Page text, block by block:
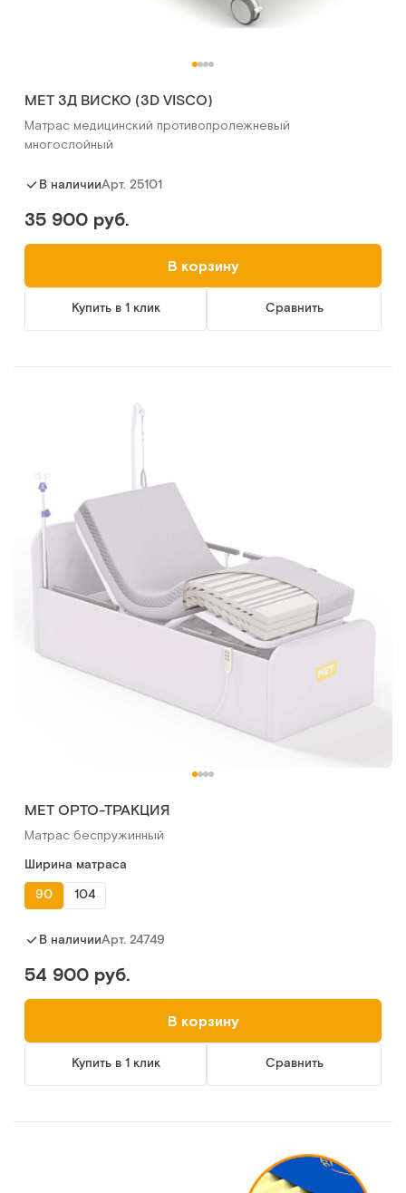
MET 3Д ВИСКО (3D VISCO)
Матрас медицинский противопролежневый
многослойный
В наличииАрт. 25101
35 900 руб.
В корзину
Купить в 1 клик Сравнить
МЕТ ОРТО-ТРАКЦИЯ
Матрас беспружинный
Ширина матраса
90
104
В наличииАрт. 24749
54 900 руб.
В корзину
Купить в 1 клик Сравнить